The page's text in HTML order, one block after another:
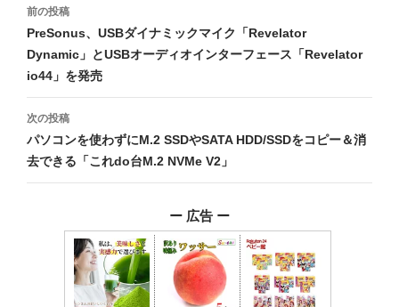
稿
ナ
ビ
ゲ
ー
シ
前の投稿
PreSonus、USBダイナミックマイク「Revelator
Dynamic」とUSBオーディオインターフェース「Revelator
io44」を発売
次の投稿
パソコンを使わずにM.2 SSDやSATA HDD/SSDをコピー＆消
去できる「これdo台M.2 NVMe V2」
ー 広告 ー